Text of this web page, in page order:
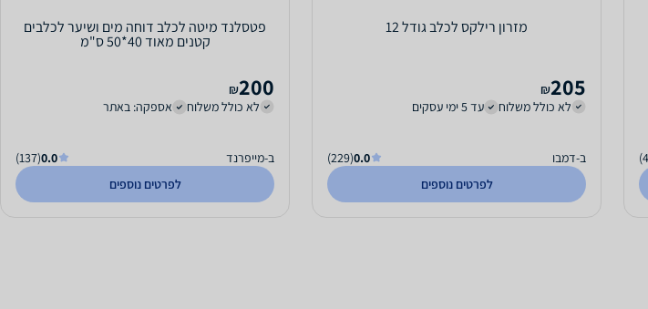
מזרון רילקס לכלב גודל 12
205
₪
לא כולל משלוח
עד 5 ימי עסקים
ב-דמבו 0.0
(229)
לפרטים נוספים
פטסלנד מיטה לכלב דוחה מים ושיער לכלבים
קטנים מאוד 40*50 ס"מ
200
₪
לא כולל משלוח
אספקה: באתר
ב-מייפרנד 0.0
(137)
לפרטים נוספים